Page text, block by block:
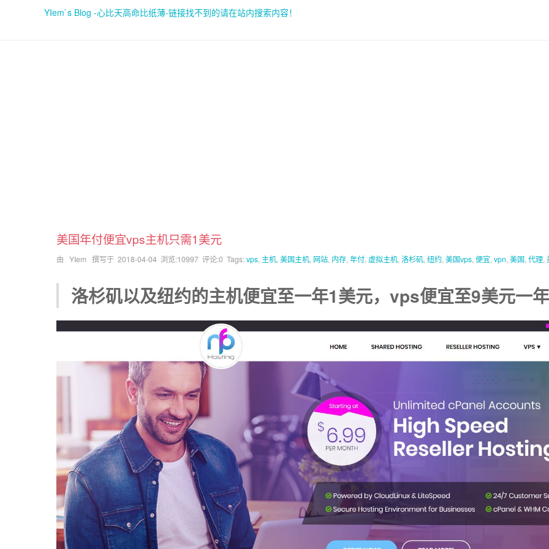
YIem`s Blog -心比天高命比纸薄-链接找不到的请在站内搜索内容！
美国年付便宜vps主机只需1美元
由 YIem 撰写于 2018-04-04 浏览:10997 评论:0 Tags:vps, 主机, 美国主机, 网站, 内存, 年付, 虚拟主机, 洛杉矶, 纽约, 美国vps, 便宜, vpn, 美国, 代理,
洛杉矶以及纽约的主机便宜至一年1美元，vps便宜至9美元一年